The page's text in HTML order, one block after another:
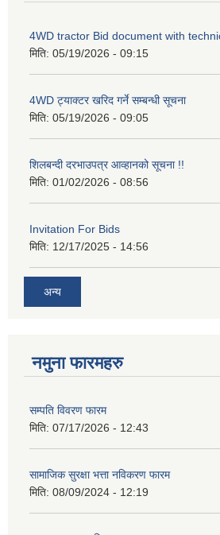
4WD tractor Bid document with
मिति: 05/19/2026 - 09:15
4WD ट्याक्टर खरिद गर्ने सम्बन्धी सूचना
मिति: 05/19/2026 - 09:05
शिलबन्दी दरभाउपत्र आव्हानको सूचना !!
मिति: 01/02/2026 - 08:56
Invitation For Bids
मिति: 12/17/2025 - 14:56
अन्य
नमुना फारमहरु
सम्पति विवरण फारम
मिति: 07/17/2026 - 12:43
सामाजिक सुरक्षा भत्ता नविकरण फारम
मिति: 08/09/2024 - 12:19